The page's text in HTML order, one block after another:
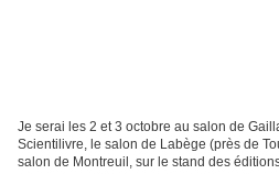
Je serai les 2 et 3 octobre au salon de
Scientilivre, le salon de Labège (près de
salon de Montreuil, sur le stand des